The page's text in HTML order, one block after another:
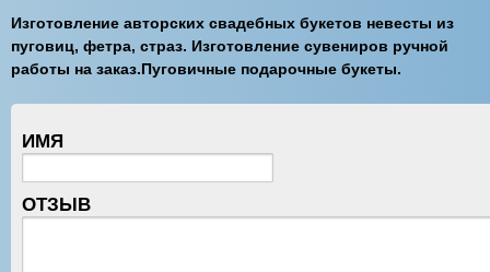
Изготовление авторских свадебных букетов невесты из
пуговиц, фетра, страз. Изготовление сувениров ручной
работы на заказ.Пуговичные подарочные букеты.
ИМЯ
ОТЗЫВ